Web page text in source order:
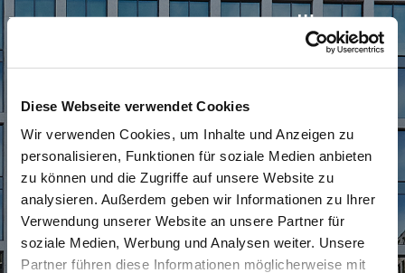
Diese Webseite verwendet Cookies
Wir verwenden Cookies, um Inhalte und Anzeigen zu
personalisieren, Funktionen für soziale Medien anbieten
zu können und die Zugriffe auf unsere Website zu
analysieren. Außerdem geben wir Informationen zu Ihrer
Verwendung unserer Website an unsere Partner für
soziale Medien, Werbung und Analysen weiter. Unsere
Partner führen diese Informationen möglicherweise mit